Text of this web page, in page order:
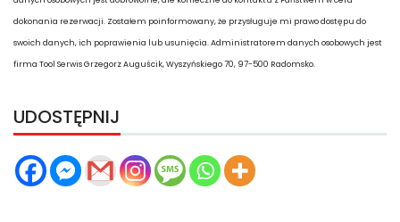
dokonania rezerwacji. Zostałem poinformowany, że przysługuje mi prawo dostępu do
swoich danych, ich poprawienia lub usunięcia. Administratorem danych osobowych jest
firma Tool Serwis Grzegorz Auguścik, Wyszyńskiego 70, 97-500 Radomsko.
UDOSTĘPNIJ